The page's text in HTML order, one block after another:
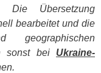
Die Übersetzung
bearbeitet und die
sonst bei Ukraine-